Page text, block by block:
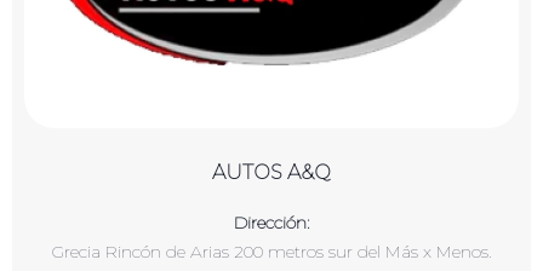
AUTOS A&Q
Dirección:
Grecia Rincón de Arias 200 metros sur del Más x Menos.